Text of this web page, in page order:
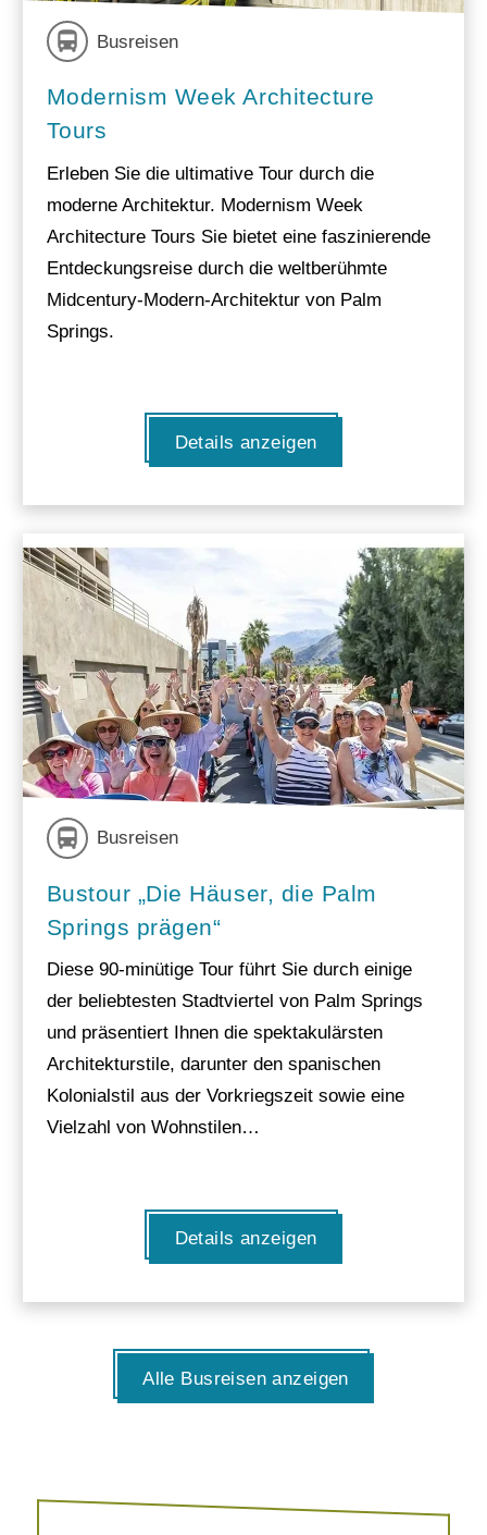
Busreisen
Modernism Week Architecture
Tours
Erleben Sie die ultimative Tour durch die
moderne Architektur. Modernism Week
Architecture Tours Sie bietet eine faszinierende
Entdeckungsreise durch die weltberühmte
Midcentury-Modern-Architektur von Palm
Springs.
Details anzeigen
Busreisen
Bustour „Die Häuser, die Palm
Springs prägen“
Diese 90-minütige Tour führt Sie durch einige
der beliebtesten Stadtviertel von Palm Springs
und präsentiert Ihnen die spektakulärsten
Architekturstile, darunter den spanischen
Kolonialstil aus der Vorkriegszeit sowie eine
Vielzahl von Wohnstilen…
Details anzeigen
Alle Busreisen anzeigen